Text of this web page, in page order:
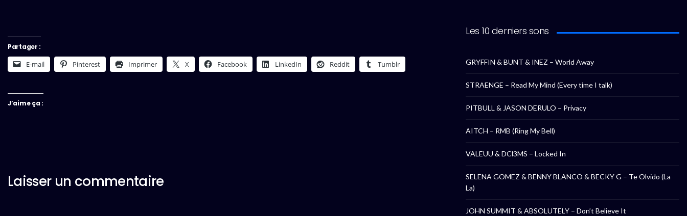
Partager :
E-mail Pinterest Imprimer X Facebook LinkedIn Reddit Tumblr
J’aime ça :
Laisser un commentaire
Les 10 derniers sons
GRYFFIN & BUNT & INEZ – World Away
STRAENGE – Read My Mind (Every time I talk)
PITBULL & JASON DERULO – Privacy
AITCH – RMB (Ring My Bell)
VALEUU & DCl3MS – Locked In
SELENA GOMEZ & BENNY BLANCO & BECKY G – Te Olvido (La
La)
JOHN SUMMIT & ABSOLUTELY – Don’t Believe It